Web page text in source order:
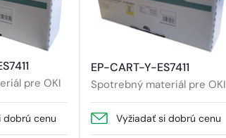
pre OKI
dobrú cenu
EP-CART-Y-ES7411
Spotrebný materiál pre OKI
Vyžiadať si dobrú cenu